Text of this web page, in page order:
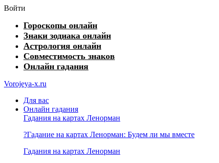
Войти
Гороскопы онлайн
Знаки зодиака онлайн
Астрология онлайн
Совместимость знаков
Онлайн гадания
Vorojeya-x.ru
Для вас
Онлайн гадания
Гадания на картах Ленорман
?Гадание на картах Ленорман: Будем ли мы вместе
Гадания на картах Ленорман